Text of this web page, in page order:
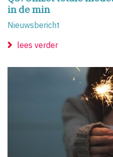
in de min
Nieuwsbericht
lees verder